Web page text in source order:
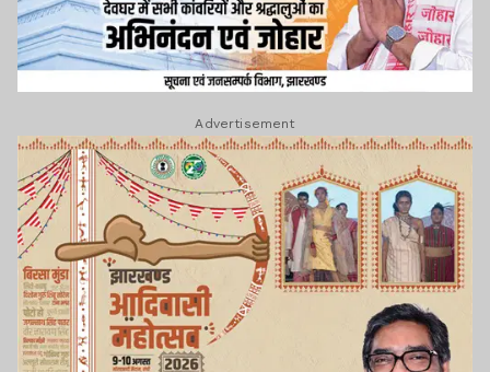
Advertisement